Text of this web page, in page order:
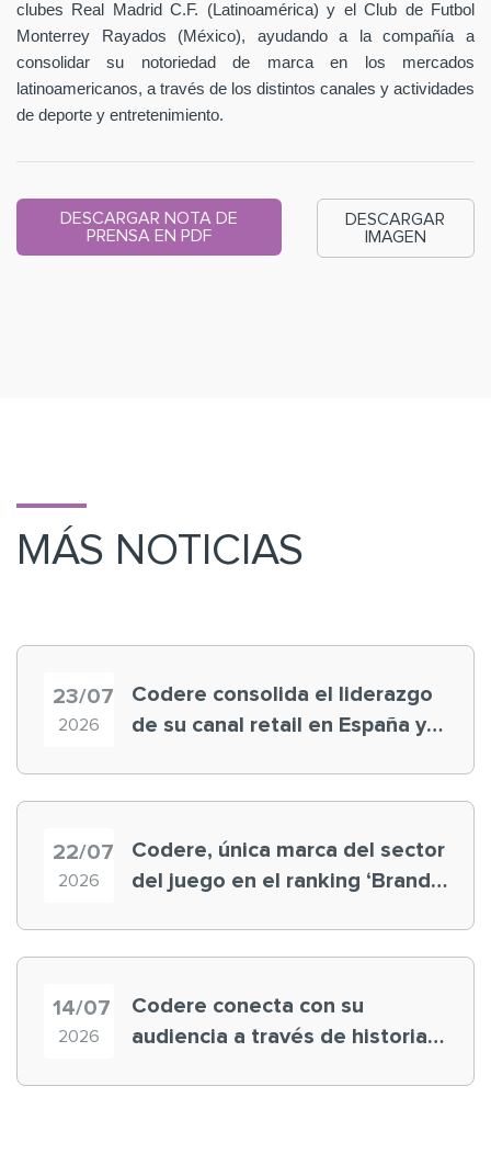
clubes Real Madrid C.F. (Latinoamérica) y el Club de Futbol
Monterrey Rayados (México), ayudando a la compañía a
consolidar su notoriedad de marca en los mercados
latinoamericanos, a través de los distintos canales y actividades
de deporte y entretenimiento.
DESCARGAR NOTA DE
PRENSA EN PDF
DESCARGAR
IMAGEN
MÁS NOTICIAS
23/07
2026
Codere consolida el liderazgo
de su canal retail en España y
22/07
2026
Codere, única marca del sector
del juego en el ranking ‘Brand
14/07
2026
Codere conecta con su
audiencia a través de historias